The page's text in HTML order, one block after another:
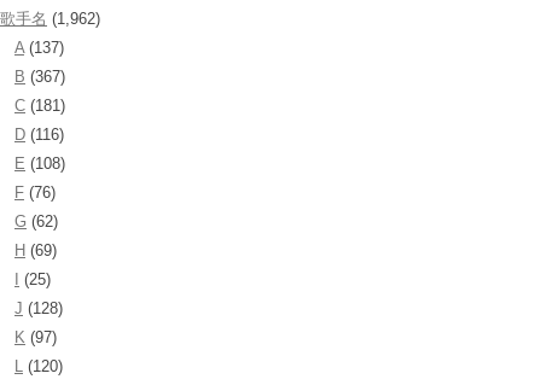
歌手名 (1,962)
A(137)
B (367)
C (181)
D (116)
E (108)
F (76)
G (62)
H (69)
(25)
J (128)
K (97)
L (120)